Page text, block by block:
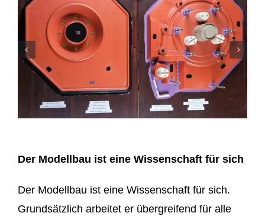
Der Modellbau ist eine Wissenschaft für sich
Der Modellbau ist eine Wissenschaft für sich.
Grundsätzlich arbeitet er übergreifend für alle